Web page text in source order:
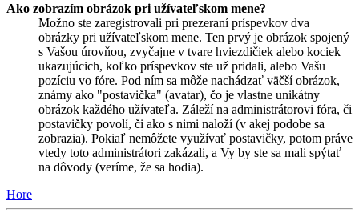
Ako zobrazím obrázok pri užívateľskom mene?
Možno ste zaregistrovali pri prezeraní príspevkov dva
obrázky pri užívateľskom mene. Ten prvý je obrázok spojený
s Vašou úrovňou, zvyčajne v tvare hviezdičiek alebo kociek
ukazujúcich, koľko príspevkov ste už pridali, alebo Vašu
pozíciu vo fóre. Pod ním sa môže nachádzať väčší obrázok,
známy ako "postavička" (avatar), čo je vlastne unikátny
obrázok každého užívateľa. Záleží na administrátorovi fóra, či
postavičky povolí, či ako s nimi naloží (v akej podobe sa
zobrazia). Pokiaľ nemôžete využívať postavičky, potom práve
vtedy toto administrátori zakázali, a Vy by ste sa mali spýtať
na dôvody (veríme, že sa hodia).
Hore